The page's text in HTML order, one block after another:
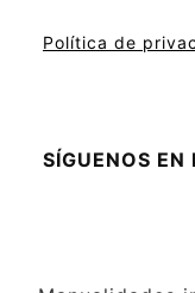
Política de
SÍGUENOS EN